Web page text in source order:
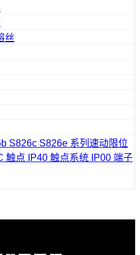
丝
S826c S826e 系列速动限位
触点 IP40 触点系统 IP00 端子